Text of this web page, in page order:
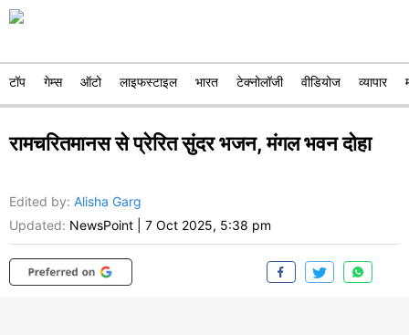
टॉप गेम्स ऑटो लाइफस्टाइल भारत टेक्नोलॉजी वीडियोज व्यापार
रामचरितमानस से प्रेरित सुंदर भजन, मंगल भवन दोहा
Edited by: Alisha Garg
Updated: NewsPoint 7 Oct 2025, 5:38 pm